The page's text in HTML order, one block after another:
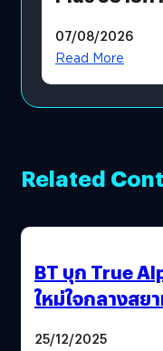
โดยตรง
07/08/2026
Read More
Related
BT บุก True
ใหม่ใจกลางสย
25/12/2025